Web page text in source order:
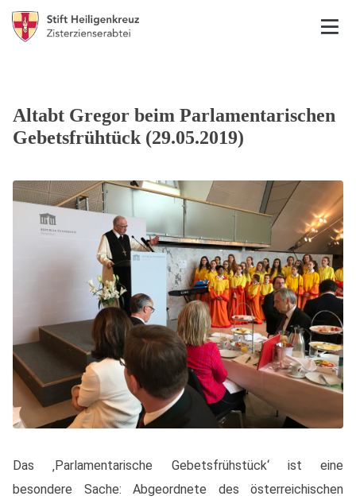
Altabt Gregor beim Parlamentarischen
Gebetsfrühtück (29.05.2019)
Das ‚Parlamentarische Gebetsfrühstück‘ ist eine
besondere Sache: Abgeordnete des österreichischen